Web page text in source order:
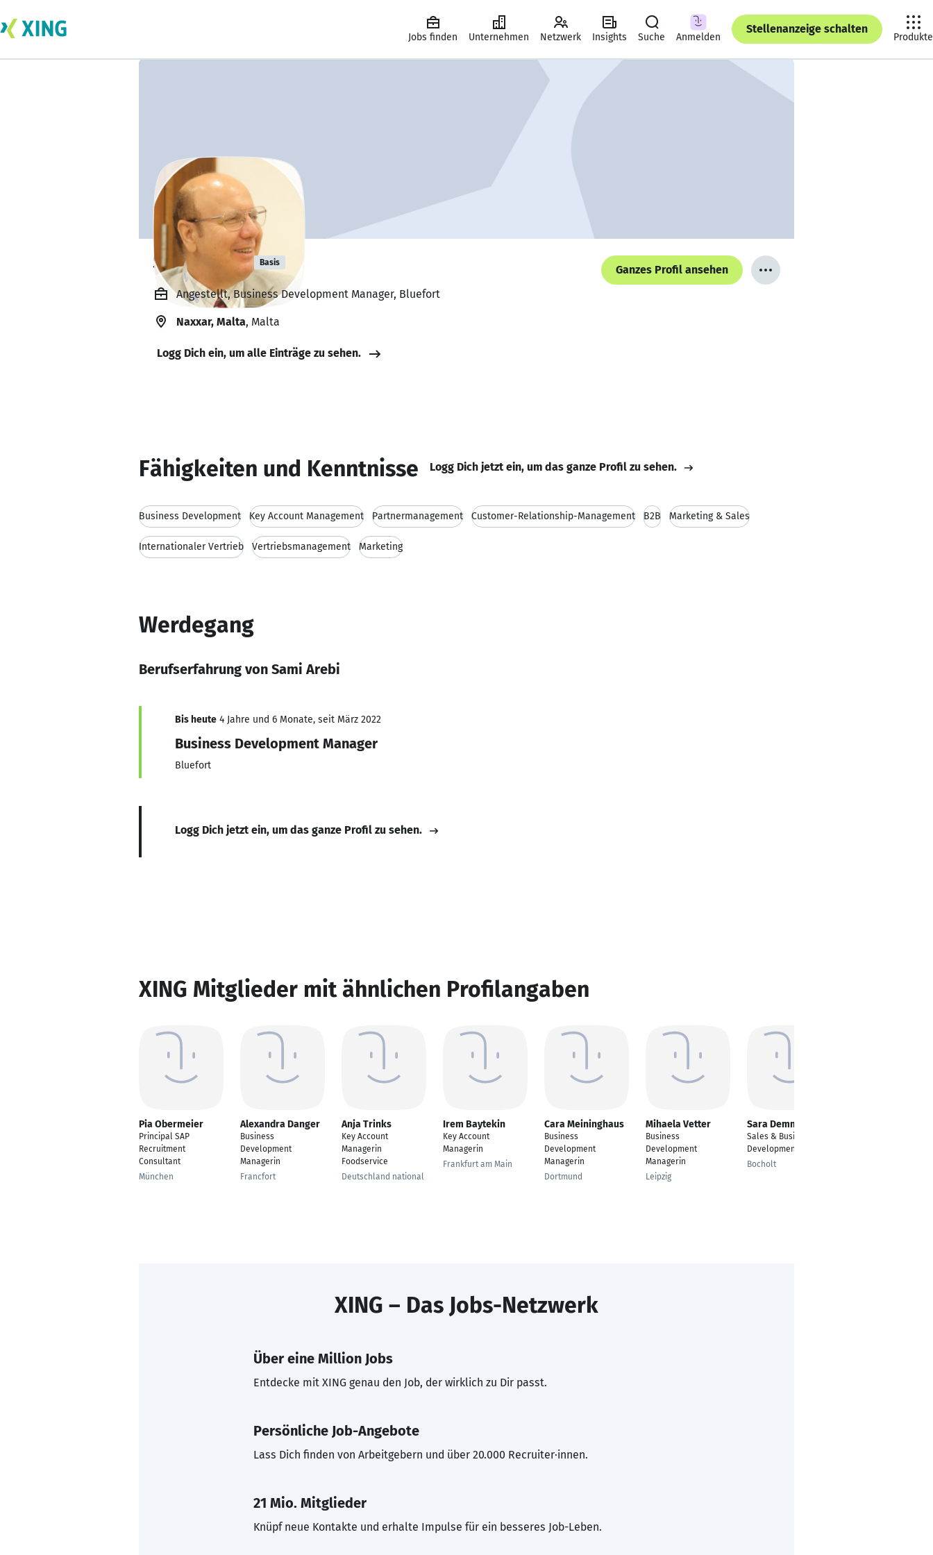
Jobs finden Unternehmen Netzwerk Insights Suche Anmelden
Stellenanzeige schalten
Produkte
Sami Arebi Basis
Ganzes Profil ansehen
Angestellt, Business Development Manager, Bluefort
Naxxar, Malta, Malta
Logg Dich ein, um alle Einträge zu sehen.
Fähigkeiten und Kenntnisse Logg Dich jetzt ein, um das ganze Profil zu sehen.
Business Development Key Account Management Partnermanagement Customer-Relationship-Management B2B Marketing & Sales
Internationaler Vertrieb Vertriebsmanagement Marketing
Werdegang
Berufserfahrung von Sami Arebi
Bis heute 4 Jahre und 6 Monate, seit März 2022
Business Development Manager
Bluefort
Logg Dich jetzt ein, um das ganze Profil zu sehen.
XING Mitglieder mit ähnlichen Profilangaben
Pia Obermeier
Principal SAP
Recruitment
Consultant
München
Alexandra Danger
Business
Development
Managerin
Francfort
Anja Trinks
Key Account
Managerin
Foodservice
Deutschland national
Irem Baytekin
Key Account
Managerin
Frankfurt am Main
Cara Meininghaus
Business
Development
Managerin
Dortmund
Mihaela Vetter
Business
Development
Managerin
Leipzig
Sara Demme
Sales & Business
Development
Bocholt
XING – Das Jobs-Netzwerk
Über eine Million Jobs
Entdecke mit XING genau den Job, der wirklich zu Dir passt.
Persönliche Job-Angebote
Lass Dich finden von Arbeitgebern und über 20.000 Recruiter·innen.
21 Mio. Mitglieder
Knüpf neue Kontakte und erhalte Impulse für ein besseres Job-Leben.